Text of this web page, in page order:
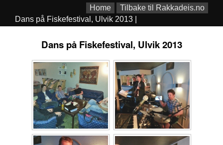
Home
Tilbake til Rakkadeis.no
Dans på Fiskefestival, Ulvik 2013 |
Dans på Fiskefestival, Ulvik 2013